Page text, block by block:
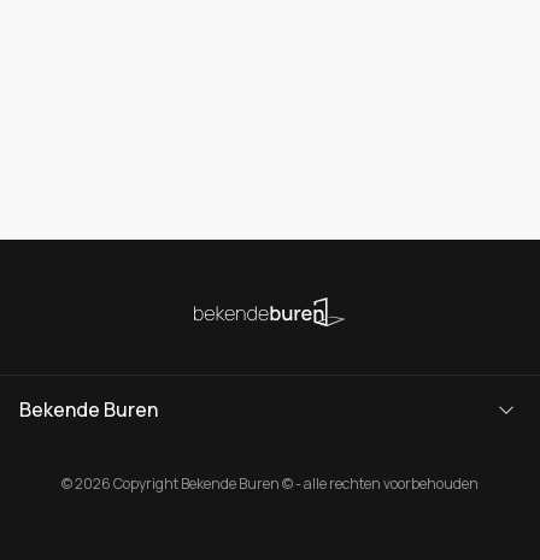
Bekende Buren
© 2026 Copyright Bekende Buren © - alle rechten voorbehouden